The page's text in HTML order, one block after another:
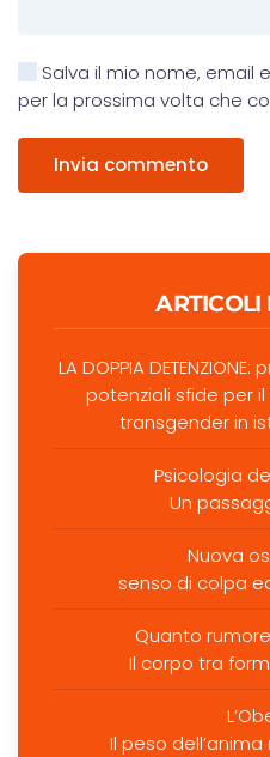
Salva il mio nome, email
per la prossima volta che
Invia commento
ARTICOLI
LA DOPPIA
potenziali sfide per
transgender in
Psicologia
Un
Nuova
senso di colpa
Quanto rumore
Il corpo tra
Il peso dell’anima